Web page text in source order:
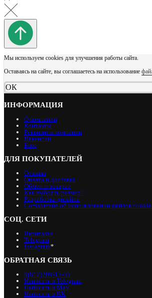
Мы используем cookies для улучшения работы сайта.
Оставаясь на сайте, вы соглашаетесь на использование
ОК
ИНФОРМАЦИЯ
О компании
Контакты
Реквизиты компании
Вакансии
Блог
ДЛЯ ПОКУПАТЕЛЕЙ
Отзывы
Оплата и доставка
Обмен и возврат
Как выбрать размер?
Разработка дизайна
Соглашение об использовании файлов cookie
СОЦ. СЕТИ
Вконтакте
Telegram
Instagram*
ОБРАТНАЯ СВЯЗЬ
8(812)209-15-35
Написать в Telegram
Написать в Max
Написать в ВК